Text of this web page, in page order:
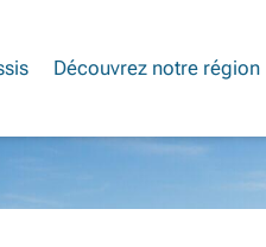
Découvrez notre région